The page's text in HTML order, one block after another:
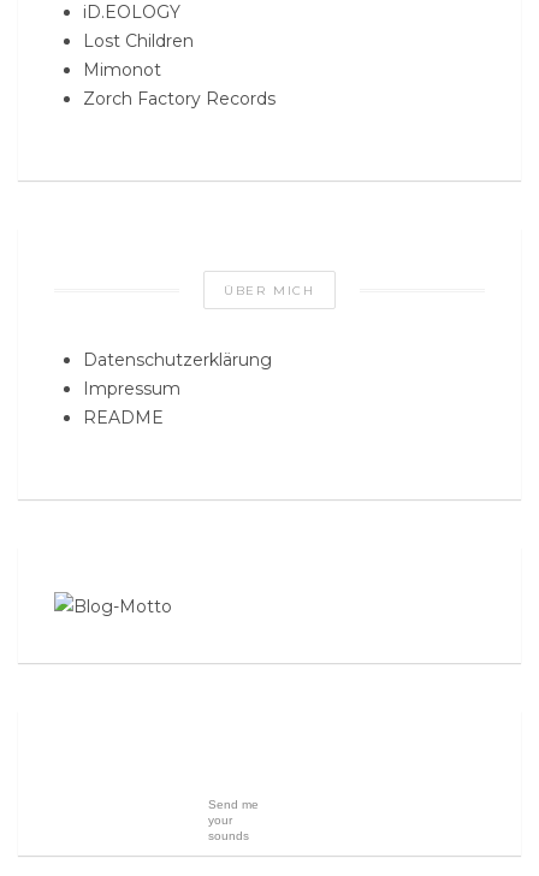
iD.EOLOGY
Lost Children
Mimonot
Zorch Factory Records
ÜBER MICH
Datenschutzerklärung
Impressum
README
Send me
your
sounds